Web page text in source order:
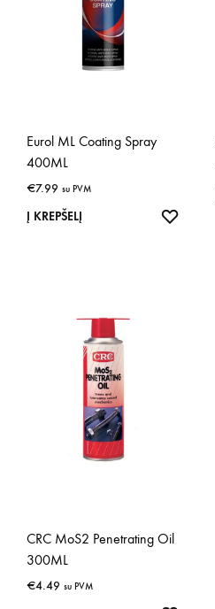
Eurol ML Coating Spray
400ML
€7.99 su PVM
Į KREPŠELĮ
CRC MoS2 Penetrating Oil
300ML
€4.49 su PVM